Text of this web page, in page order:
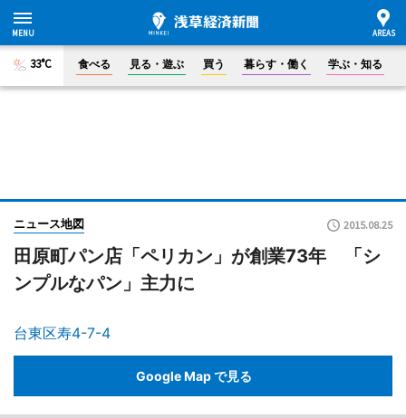
33°C 食べる 見る・遊ぶ 買う 暮らす・働く 学ぶ・知る
ニュース地図 2015.08.25
田原町パン店「ペリカン」が創業73年 「シ
ンプルなパン」主力に
台東区寿4-7-4
Google Map で見る